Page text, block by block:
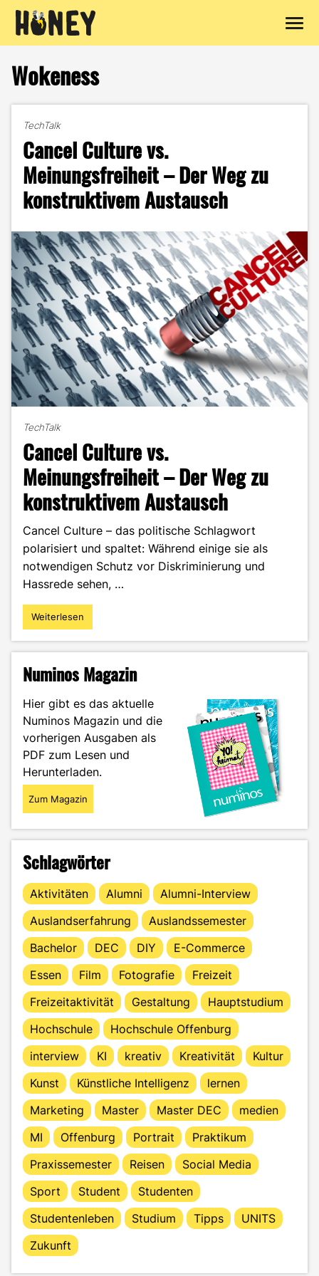
Inhalt
springen
Wokeness
TechTalk
Cancel Culture vs.
Meinungsfreiheit – Der Weg zu
konstruktivem Austausch
TechTalk
Cancel Culture vs.
Meinungsfreiheit – Der Weg zu
konstruktivem Austausch
Cancel Culture – das politische Schlagwort
polarisiert und spaltet: Während einige sie als
notwendigen Schutz vor Diskriminierung und
Hassrede sehen, …
"Cancel
Culture
–
Weg
zu
konstruktivem
Austausch"
Weiterlesen
Numinos Magazin
Hier gibt es das aktuelle
Numinos Magazin und die
vorherigen Ausgaben als
PDF zum Lesen und
Herunterladen.
Zum Magazin
Schlagwörter
Aktivitäten Alumni
Alumni-Interview
Auslandserfahrung
Auslandssemester
Bachelor
DEC DIY
E-Commerce
Essen
Film Fotografie
Freizeit
Freizeitaktivität
Gestaltung
Hauptstudium
Hochschule
Hochschule Offenburg
interview
KI kreativ Kreativität
Kultur
Kunst
Künstliche Intelligenz
lernen
Marketing
Master Master DEC
medien
MI
Offenburg Portrait
Praktikum
Praxissemester
Reisen
Social Media
Sport
Student
Studenten
Studentenleben
Studium Tipps
UNITS
Zukunft